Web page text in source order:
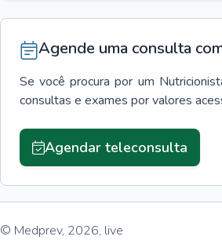
Agende uma consulta
Se você procura por um
consultas e exames por valores
Agendar teleconsulta
© Medprev, 2026, live